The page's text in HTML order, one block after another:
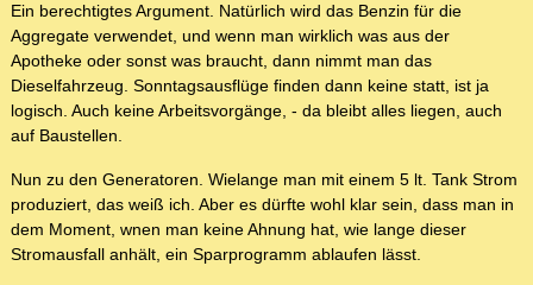
Ein berechtigtes Argument. Natürlich wird das Benzin für die
Aggregate verwendet, und wenn man wirklich was aus der
Apotheke oder sonst was braucht, dann nimmt man das
Dieselfahrzeug. Sonntagsausflüge finden dann keine statt, ist ja
logisch. Auch keine Arbeitsvorgänge, - da bleibt alles liegen, auch
auf Baustellen.
Nun zu den Generatoren. Wielange man mit einem 5 lt. Tank Strom
produziert, das weiß ich. Aber es dürfte wohl klar sein, dass man in
dem Moment, wnen man keine Ahnung hat, wie lange dieser
Stromausfall anhält, ein Sparprogramm ablaufen lässt.